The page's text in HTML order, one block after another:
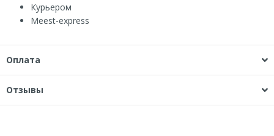
Курьером
Мeest-express
Оплата
Отзывы